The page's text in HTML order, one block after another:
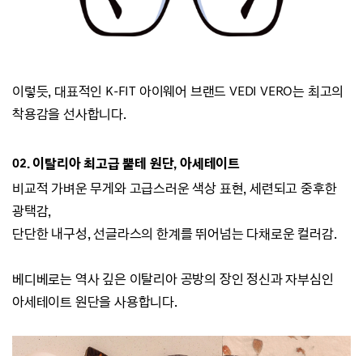
이렇듯, 대표적인 K-FIT 아이웨어 브랜드VEDI VERO는 최고의
착용감을 선사합니다.
02. 이탈리아 최고급 뿔테 원단, 아세테이트
비교적 가벼운 무게와 고급스러운 색상 표현, 세련되고 중후한
광택감,
단단한 내구성, 선글라스의 한계를 뛰어넘는 다채로운 컬러감.
베디베로는 역사 깊은 이탈리아 공방의 장인 정신과 자부심인
아세테이트 원단을 사용합니다.